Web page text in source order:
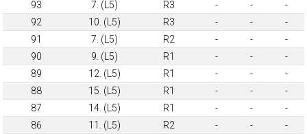
93
7. (L5) R3 - -
-
92
10. (L5) R3 - -
-
91
7. (L5) R2 - -
-
90
9. (L5) R1 - -
-
89
12. (L5) R1 - -
-
88
15. (L5) R1 - -
-
87
14. (L5) R1 - -
-
86
11. (L5) R2 - -
-